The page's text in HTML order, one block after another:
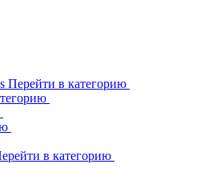
Перейти в категорию
в категорию